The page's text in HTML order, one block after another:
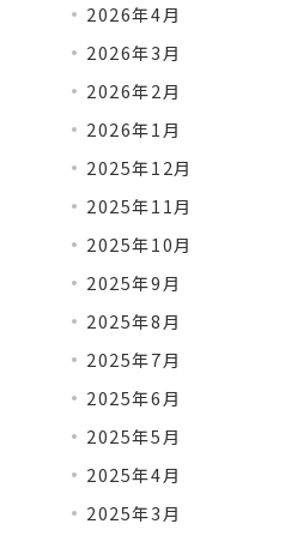
2026年4月
2026年3月
2026年2月
2026年1月
2025年12月
2025年11月
2025年10月
2025年9月
2025年8月
2025年7月
2025年6月
2025年5月
2025年4月
2025年3月